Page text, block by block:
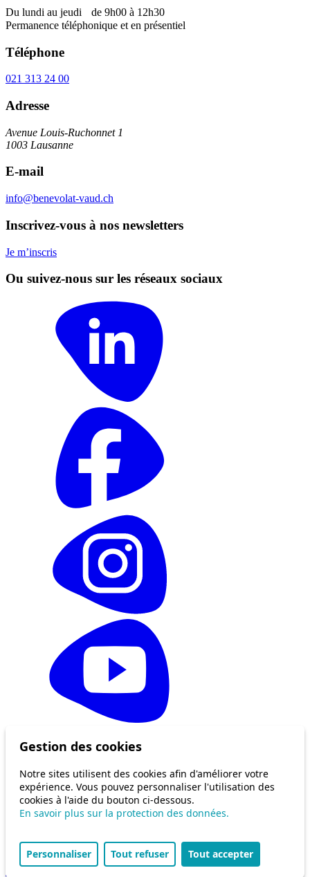
Du lundi au jeudi de 9h00 à 12h30
Permanence téléphonique et en présentiel
Téléphone
021 313 24 00
Adresse
Avenue Louis-Ruchonnet 1
1003 Lausanne
E-mail
info@benevolat-vaud.ch
Inscrivez-vous à nos newsletters
Je m’inscris
Ou suivez-nous sur les réseaux sociaux
© 2026 Bénévolat Vaud
Politique de confidentialité
Gestion des cookies
Notre sites utilisent des cookies afin d'améliorer votre
expérience. Vous pouvez personnaliser l'utilisation des
cookies à l'aide du bouton ci-dessous.
En savoir plus sur la protection des données.
Personnaliser Tout refuser Tout accepter